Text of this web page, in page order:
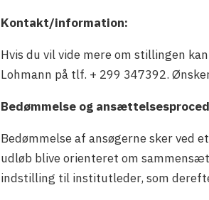
Kontakt/information:
Hvis du vil vide mere om stillingen
Lohmann på tlf. + 299 347392.
Bedømmelse og
Bedømmelse af ansøgerne sker ved
udløb blive orienteret om
indstilling til institutleder, som